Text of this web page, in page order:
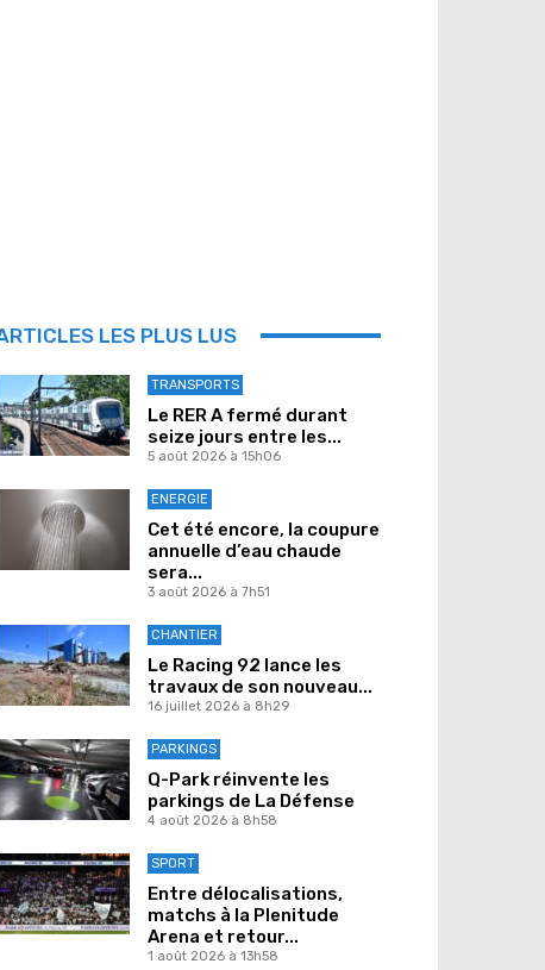
LES PLUS LUS
TRANSPORTS
Le RER A fermé durant
seize jours entre les...
5 août 2026 à 15h06
ENERGIE
Cet été encore, la coupure
annuelle d’eau chaude
sera...
3 août 2026 à 7h51
CHANTIER
Le Racing 92 lance les
travaux de son nouveau...
16 juillet 2026 à 8h29
PARKINGS
Q-Park réinvente les
parkings de La Défense
4 août 2026 à 8h58
SPORT
Entre délocalisations,
matchs à la Plenitude
Arena et retour...
1 août 2026 à 13h58